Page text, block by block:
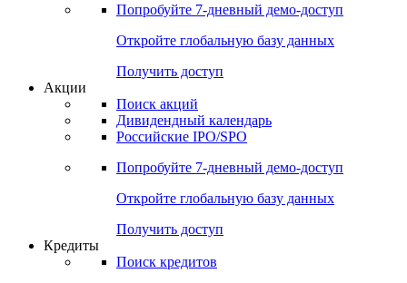
Попробуйте 7-дневный демо-доступ
Откройте глобальную базу данных
Получить доступ
Акции
Поиск акций
Дивидендный календарь
Российские IPO/SPO
Попробуйте 7-дневный демо-доступ
Откройте глобальную базу данных
Получить доступ
Кредиты
Поиск кредитов